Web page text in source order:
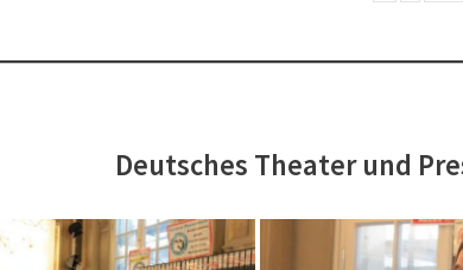
Deutsches Theater und